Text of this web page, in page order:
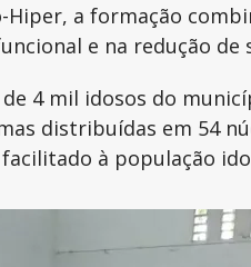
a formação
e na redução de
4 mil idosos do
distribuídas em 54
à população